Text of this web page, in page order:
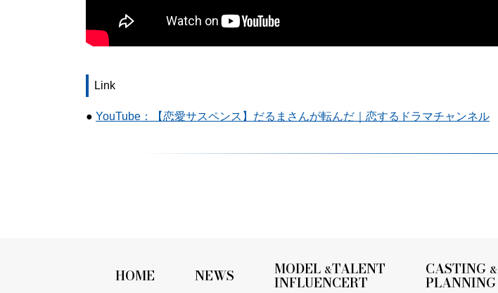
Link
● YouTube：【恋愛サスペンス】だるまさんが転んだ｜恋するドラマチャンネル
HOME NEWS MODEL &TALENT
INFLUENCERT
CASTING &
PLANNING